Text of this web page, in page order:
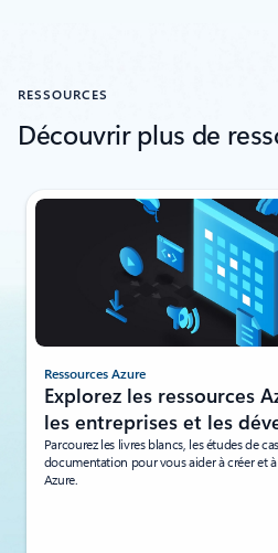
RESSOURCES
Découvrir plus de
Affichage de la diapositive 1 de 3
Ressources Azure
Explorez les ressources
les entreprises et les
Parcourez les livres blancs, les études de
documentation pour vous aider à créer et
Azure.